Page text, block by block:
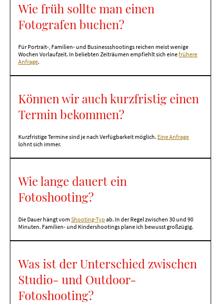
Wie früh sollte man einen
Fotografen buchen?
Für Portrait-, Familien- und Businessshootings reichen meist wenige
Wochen Vorlaufzeit. In beliebten Zeiträumen empfiehlt sich einefrühere
Anfrage.
Können wir auch kurzfristig einen
Termin bekommen?
Kurzfristige Termine sind je nach Verfügbarkeit möglich. Eine Anfrage
lohnt sich immer.
Wie lange dauert ein
Fotoshooting?
Die Dauer hängt vom Shooting-Typ ab. In der Regel zwischen 30 und 90
Minuten. Familien- und Kindershootings plane ich bewusst großzügig.
Was ist der Unterschied zwischen
Studio- und Outdoor-
Fotoshooting?